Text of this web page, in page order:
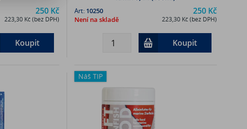
250 Kč
223,30 Kč (bez DPH)
Koupit
250 Kč
223,30 Kč (bez DPH)
Art: 10250
Není na skladě
Koupit
Náš TIP